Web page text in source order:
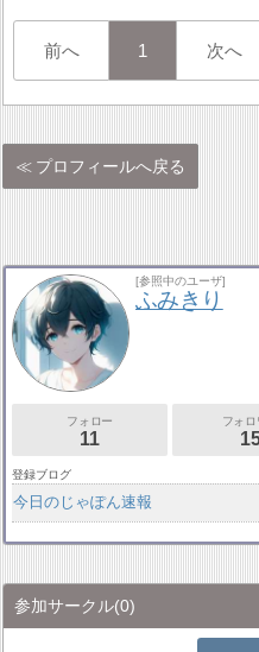
前へ 1 次へ
プロフィールへ戻る
[参照中のユーザ]
ふみきり
フォロー
11
フォロ
登録ブログ
今日のじゃぽん速報
参加サークル(0)